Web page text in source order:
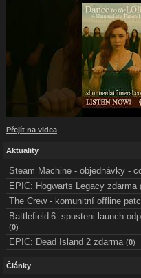
Přejít na videa
Aktuality
Steam Machine - objednávky -
EPIC: Hogwarts Legacy zdarma
The Crew - komunitní offline
Battlefield 6: spusteni launch
(0)
EPIC: Dead Island 2 zdarma (0)
Články